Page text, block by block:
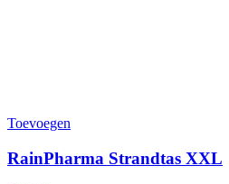
Toevoegen
RainPharma Strandtas XXL